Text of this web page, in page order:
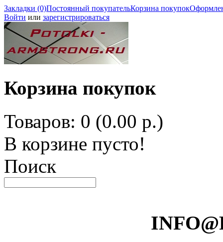
Закладки (0)Постоянный покупательКорзина покупок
Войти или зарегистрироваться
Корзина покупок
Товаров: 0 (0.00 р.)
В корзине пусто!
Поиск